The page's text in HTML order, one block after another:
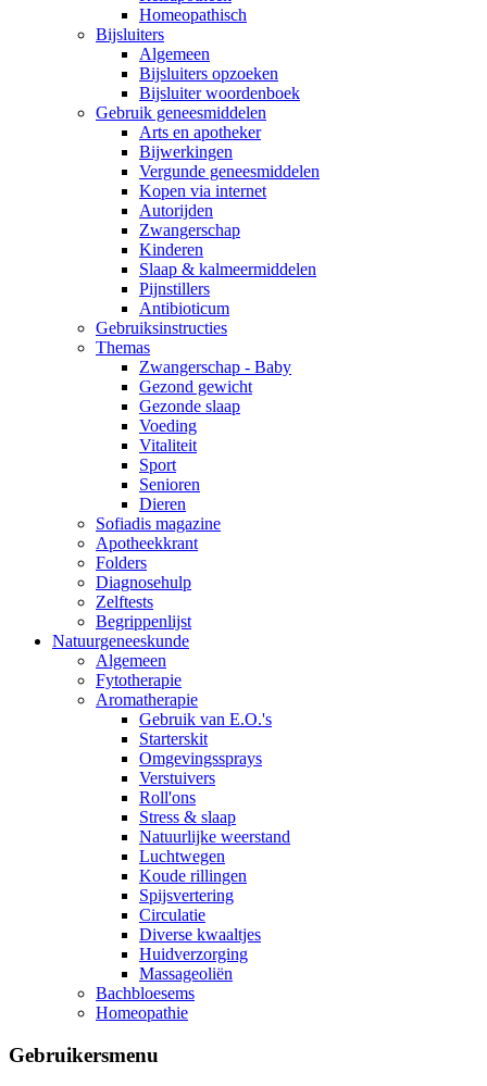
Homeopathisch
Bijsluiters
Algemeen
Bijsluiters opzoeken
Bijsluiter woordenboek
Gebruik geneesmiddelen
Arts en apotheker
Bijwerkingen
Vergunde geneesmiddelen
Kopen via internet
Autorijden
Zwangerschap
Kinderen
Slaap & kalmeermiddelen
Pijnstillers
Antibioticum
Gebruiksinstructies
Themas
Zwangerschap - Baby
Gezond gewicht
Gezonde slaap
Voeding
Vitaliteit
Sport
Senioren
Dieren
Sofiadis magazine
Apotheekkrant
Folders
Diagnosehulp
Zelftests
Begrippenlijst
Natuurgeneeskunde
Algemeen
Fytotherapie
Aromatherapie
Gebruik van E.O.'s
Starterskit
Omgevingssprays
Verstuivers
Roll'ons
Stress & slaap
Natuurlijke weerstand
Luchtwegen
Koude rillingen
Spijsvertering
Circulatie
Diverse kwaaltjes
Huidverzorging
Massageoliën
Bachbloesems
Homeopathie
Gebruikersmenu